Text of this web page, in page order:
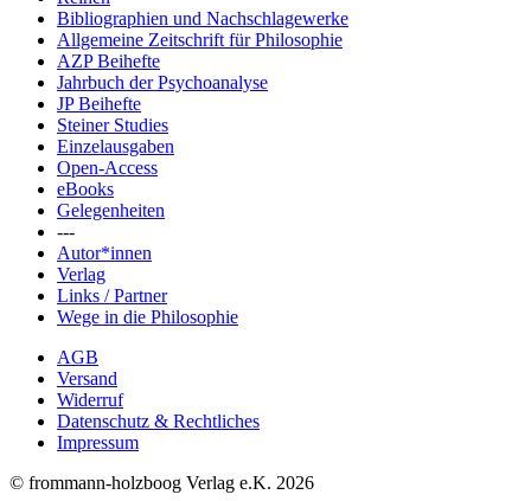
Bibliographien und Nachschlagewerke
Allgemeine Zeitschrift für Philosophie
AZP Beihefte
Jahrbuch der Psychoanalyse
JP Beihefte
Steiner Studies
Einzelausgaben
Open-Access
eBooks
Gelegenheiten
---
Autor*innen
Verlag
Links / Partner
Wege in die Philosophie
AGB
Versand
Widerruf
Datenschutz & Rechtliches
Impressum
© frommann-holzboog Verlag e.K. 2026